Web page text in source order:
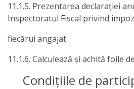
și
regulamente
Legislație
internațională
11.1.5. Prezentarea declarației
Inspectoratul Fiscal privind
fiecărui angajat
11.1.6. Calculează și achită foile
Condiţiile de